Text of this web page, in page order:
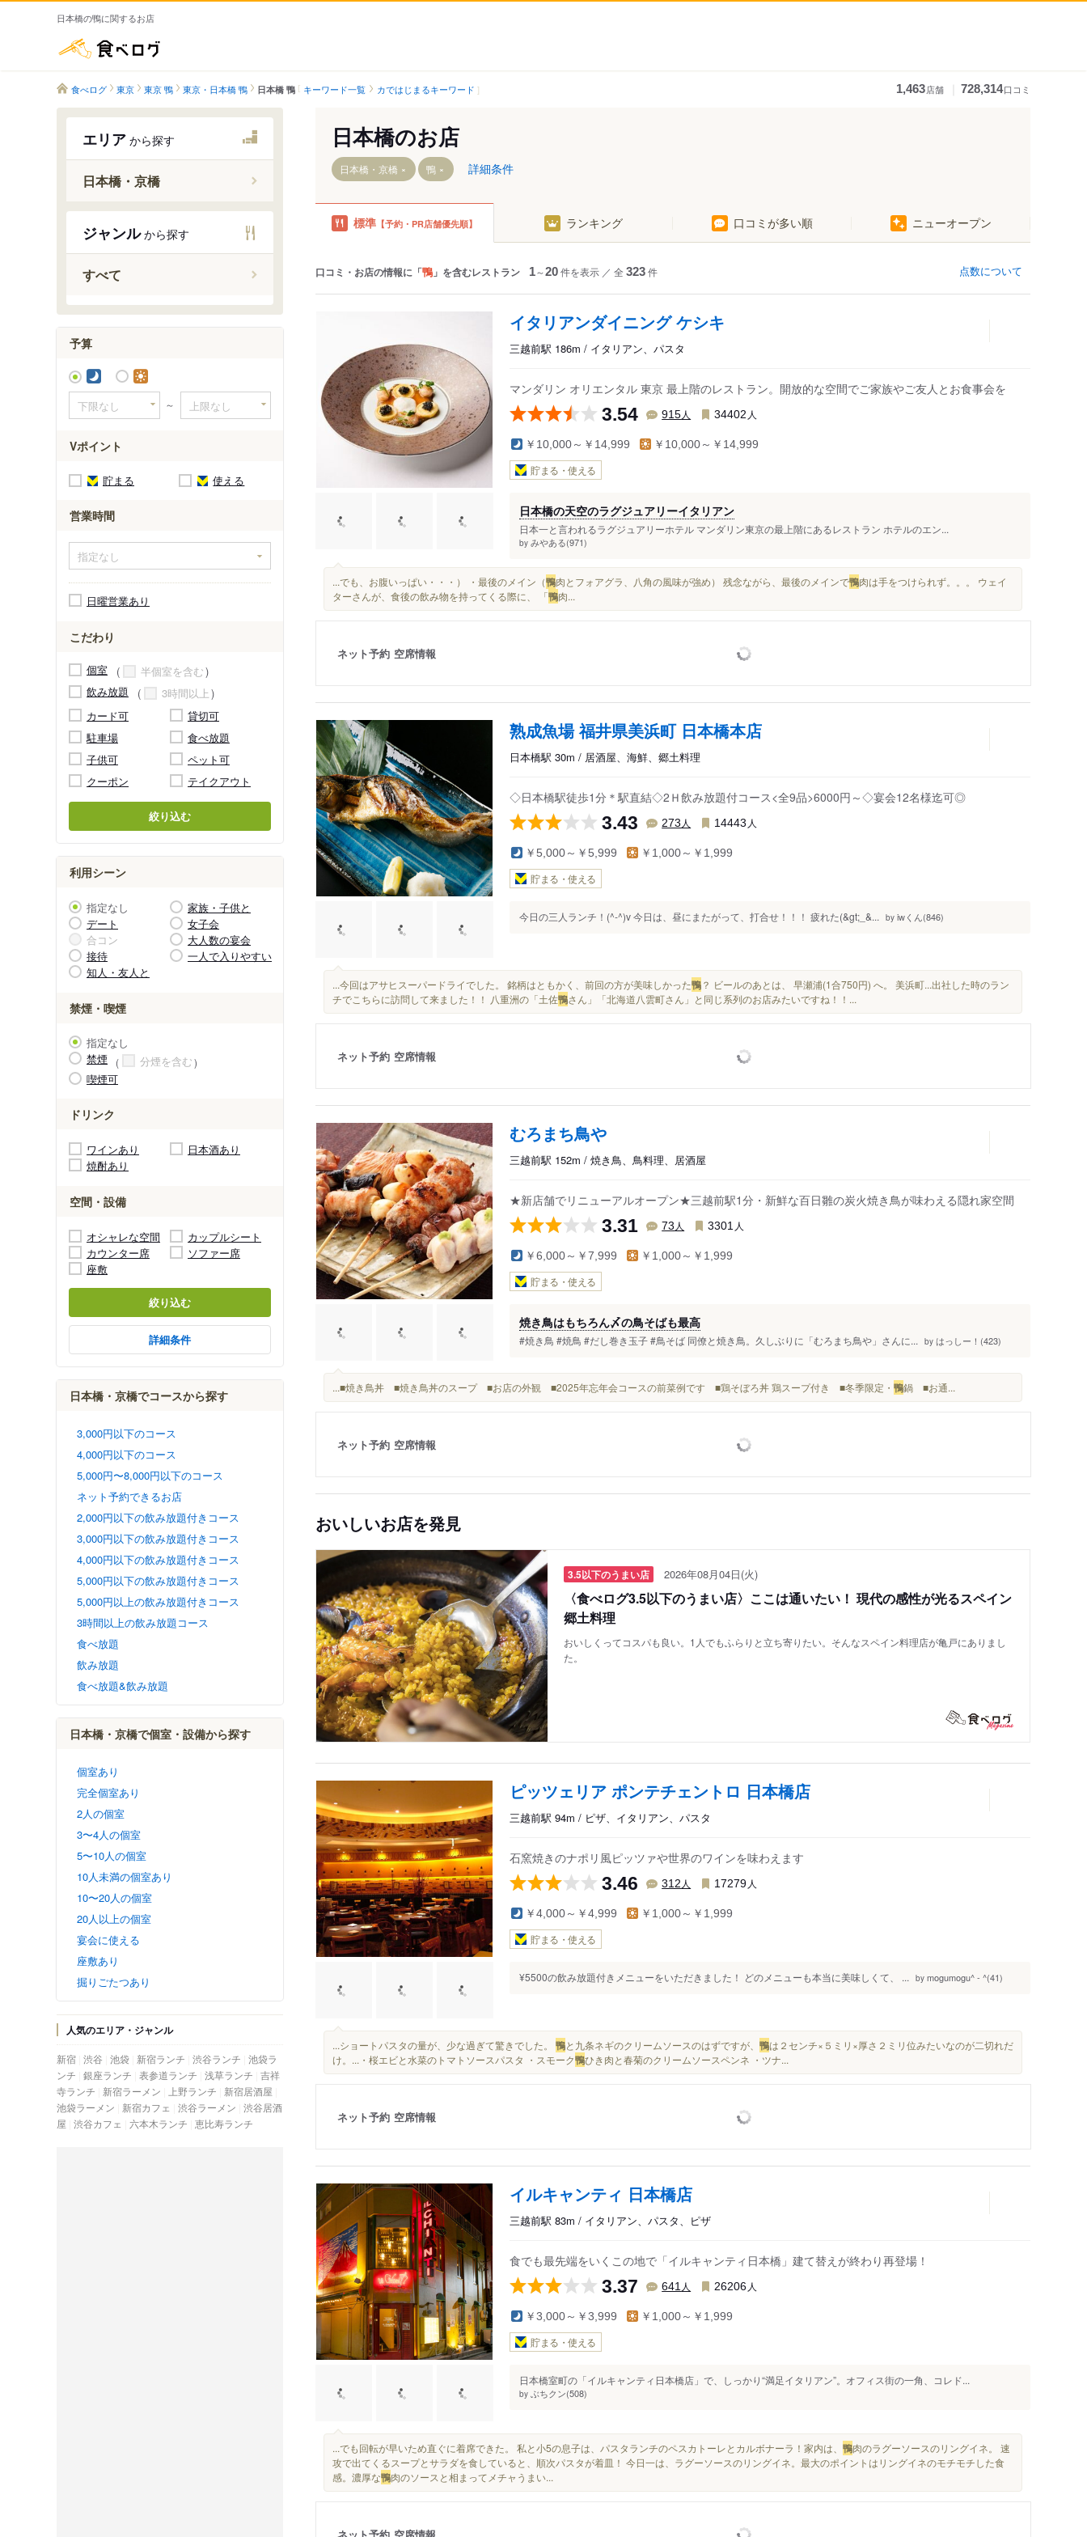
日本橋の鴨に関するお店
食べログ 東京 東京 鴨 東京・日本橋 鴨 日本橋 鴨 キーワード一覧 カではじまるキーワード 1,463店舗 728,314口コミ
エリア から探す
日本橋・京橋
新日本橋駅
日本橋駅
京橋駅
ジャンルから探す
すべて
予算
～
Vポイント
貯まる 使える
営業時間
日曜営業あり
こだわり
個室
半個室を含む
飲み放題
3時間以上
カード可
貸切可
駐車場
食べ放題
子供可
ペット可
クーポン
テイクアウト
絞り込む
利用シーン
指定なし
家族・子供と
デート
女子会
合コン
大人数の宴会
接待
一人で入りやすい
知人・友人と
禁煙・喫煙
指定なし
禁煙
分煙を含む
喫煙可
ドリンク
ワインあり
日本酒あり
焼酎あり
空間・設備
オシャレな空間
カップルシート
カウンター席
ソファー席
座敷
絞り込む
詳細条件
日本橋・京橋でコースから探す
3,000円以下のコース
4,000円以下のコース
5,000円〜8,000円以下のコース
ネット予約できるお店
2,000円以下の飲み放題付きコース
3,000円以下の飲み放題付きコース
4,000円以下の飲み放題付きコース
5,000円以下の飲み放題付きコース
5,000円以上の飲み放題付きコース
3時間以上の飲み放題コース
食べ放題
飲み放題
食べ放題&飲み放題
日本橋・京橋で個室・設備から探す
個室あり
完全個室あり
2人の個室
3〜4人の個室
5〜10人の個室
10人未満の個室あり
10〜20人の個室
20人以上の個室
宴会に使える
座敷あり
掘りごたつあり
人気のエリア・ジャンル
新宿 渋谷 池袋 新宿ランチ 渋谷ランチ 池袋ラ
ンチ 銀座ランチ 表参道ランチ 浅草ランチ 吉祥
寺ランチ
新宿ラーメン 上野ランチ
新宿居酒屋
池袋ラーメン
新宿カフェ 渋谷ラーメン 渋谷居酒
屋 渋谷カフェ 六本木ランチ 恵比寿ランチ
日本橋のお店
日本橋・京橋 鴨 詳細条件
標準 【予約・PR店舗優先順】 ランキング 口コミが多い順 ニューオープン
口コミ・お店の情報に「鴨 」を含むレストラン 1～20件を表示 ／ 全 323件 点数について
イタリアンダイニング ケシキ
三越前駅 186m / イタリアン、パスタ
マンダリン オリエンタル 東京 最上階のレストラン。開放的な空間でご家族やご友人とお食事会を
3.54 915人 34402 人
￥10,000～￥14,999 ￥10,000～￥14,999
貯まる・使える
日本橋の天空のラグジュアリーイタリアン
日本一と言われるラグジュアリーホテル マンダリン東京の最上階にあるレストラン ホテルのエン...
by みやある(971)
...でも、お腹いっぱい・・・） ・最後のメイン（鴨肉とフォアグラ、八角の風味が強め） 残念ながら、最後のメインで鴨肉は手をつけられず。。。 ウェイ
ターさんが、食後の飲み物を持ってくる際に、 「鴨肉...
ネット予約 空席情報
熟成魚場 福井県美浜町 日本橋本店
日本橋駅 30m / 居酒屋、海鮮、郷土料理
◇日本橋駅徒歩1分＊駅直結◇2Ｈ飲み放題付コース<全9品>6000円～◇宴会12名様迄可◎
3.43 273 人 14443 人
￥5,000～￥5,999 ￥1,000～￥1,999
貯まる・使える
今日の三人ランチ！(^-^)v 今日は、昼にまたがって、打合せ！！！ 疲れた(&gt;_&... by iwくん(846)
...今回はアサヒスーパードライでした。 銘柄はともかく、前回の方が美味しかった鴨？ ビールのあとは、 早瀬浦(1合750円) へ。 美浜町...出社した時のラン
チでこちらに訪問して来ました！！ 八重洲の「土佐鴨さん」「北海道八雲町さん」と同じ系列のお店みたいですね！！...
ネット予約 空席情報
むろまち鳥や
三越前駅 152m / 焼き鳥、鳥料理、居酒屋
★新店舗でリニューアルオープン★三越前駅1分・新鮮な百日雛の炭火焼き鳥が味わえる隠れ家空間
3.31 73 人 3301 人
￥6,000～￥7,999 ￥1,000～￥1,999
貯まる・使える
焼き鳥はもちろん〆の鳥そばも最高
#焼き鳥 #焼鳥 #だし巻き玉子 #鳥そば 同僚と焼き鳥。久しぶりに「むろまち鳥や」さんに... by はっしー！(423)
...■焼き鳥丼 ■焼き鳥丼のスープ ■お店の外観 ■2025年忘年会コースの前菜例です ■鶏そぼろ丼 鶏スープ付き ■冬季限定・ 鴨鍋 ■お通...
ネット予約 空席情報
おいしいお店を発見
3.5以下のうまい店 2026年08月04日(火)
〈食べログ3.5以下のうまい店〉ここは通いたい！ 現代の感性が光るスペイン
郷土料理
おいしくってコスパも良い。1人でもふらりと立ち寄りたい。そんなスペイン料理店が亀戸にありまし
た。
ピッツェリア ポンテチェントロ 日本橋店
三越前駅 94m / ピザ、イタリアン、パスタ
石窯焼きのナポリ風ピッツァや世界のワインを味わえます
3.46 312 人 17279 人
￥4,000～￥4,999 ￥1,000～￥1,999
貯まる・使える
¥5500の飲み放題付きメニューをいただきました！ どのメニューも本当に美味しくて、 ... by mogumogu^ - ^(41)
...ショートパスタの量が、少な過ぎて驚きでした。 鴨と九条ネギのクリームソースのはずですが、 鴨は２センチ×５ミリ×厚さ２ミリ位みたいなのが二切れだ
け。...・桜エビと水菜のトマトソースパスタ ・スモーク鴨ひき肉と春菊のクリームソースペンネ ・ツナ...
ネット予約 空席情報
イルキャンティ 日本橋店
三越前駅 83m / イタリアン、パスタ、ピザ
食でも最先端をいくこの地で「イルキャンティ日本橋」建て替えが終わり再登場！
3.37 641 人 26206 人
￥3,000～￥3,999 ￥1,000～￥1,999
貯まる・使える
日本橋室町の「イルキャンティ日本橋店」で、しっかり“満足イタリアン”。オフィス街の一角、コレド...
by ぶちクン(508)
...でも回転が早いため直ぐに着席できた。 私と小5の息子は、パスタランチのペスカトーレとカルボナーラ！家内は、 鴨肉のラグーソースのリングイネ。 速
攻で出てくるスープとサラダを食していると、順次パスタが着皿！ 今日一は、ラグーソースのリングイネ。最大のポイントはリングイネのモチモチした食
感。濃厚な鴨肉のソースと相まってメチャうまい...